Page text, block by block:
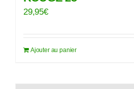
29,95€
Ajouter au panier